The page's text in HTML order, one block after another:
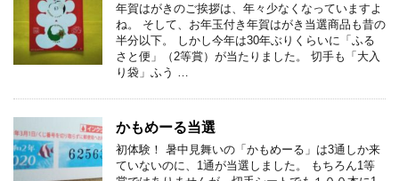
年賀はがきのご挨拶は、年々少なくなっていますよ
ね。 そして、お年玉付き年賀はがき当選商品も昔の
半分以下。 しかし今年は30年ぶりくらいに「ふる
さと便」（2等賞）が当たりました。 切手も「大入
り袋」ふう …
かもめーる当選
初体験！ 暑中見舞いの「かもめーる」は3通しか来
ていないのに、1通が当選しました。 もちろん1等